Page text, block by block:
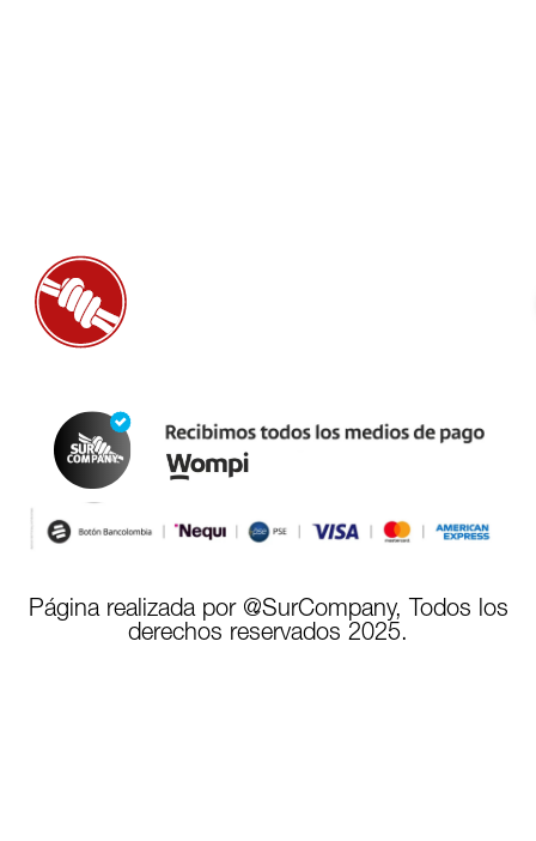
Página realizada por @SurCompany, Todos los
derechos reservados 2025.